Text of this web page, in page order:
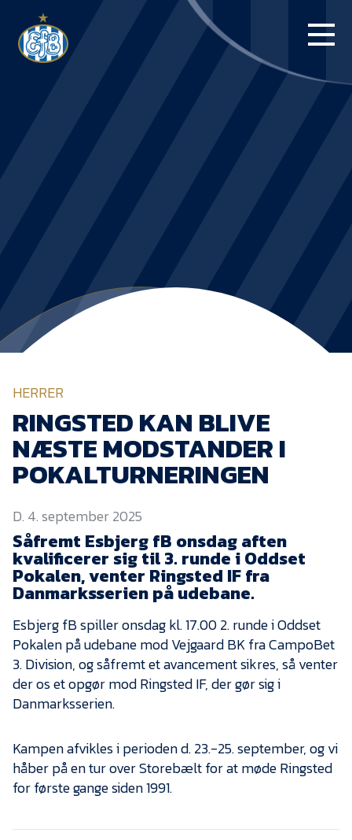
BLUE WATER
NYHEDER
Om Esbjerg fB
Sydvestjysk Fodbold
Samarbejde
Partnere
Blue Water Arena
Aktionærinformation
Kontakt
Job i EfB
Presse
HERRER
RINGSTED KAN BLIVE
NÆSTE MODSTANDER I
POKALTURNERINGEN
D. 4. september 2025
Såfremt Esbjerg fB onsdag aften
kvalificerer sig til 3. runde i Oddset
Pokalen, venter Ringsted IF fra
Danmarksserien på udebane.
Esbjerg fB spiller onsdag kl. 17.00 2. runde i Oddset
Pokalen på udebane mod Vejgaard BK fra CampoBet
3. Division, og såfremt et avancement sikres, så venter
der os et opgør mod Ringsted IF, der gør sig i
Danmarksserien.
Kampen afvikles i perioden d. 23.-25. september, og vi
håber på en tur over Storebælt for at møde Ringsted
for første gange siden 1991.